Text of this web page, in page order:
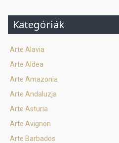
Kategóriák
Arte Alavia
Arte Aldea
Arte Amazonia
Arte Andaluzja
Arte Asturia
Arte Avignon
Arte Barbados